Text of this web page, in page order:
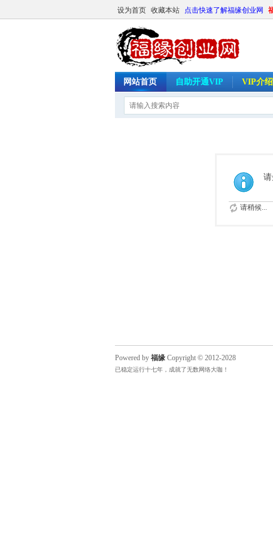
设为首页 收藏本站 点击快速了解福缘创业网
网站首页 自助开通VIP VIP介绍
请
请稍候...
Powered by 福缘 Copyright © 2012-2028
已稳定运行十七年，成就了无数网络大咖！